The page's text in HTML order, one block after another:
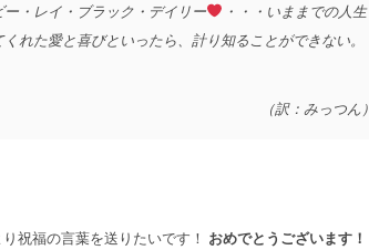
・レイ・ブラック・デイリー
・・・いままでの人生
れた愛と喜びといったら、計り知ることができない。
（訳：みっつん）
祝福の言葉を送りたいです！ おめでとうございます！